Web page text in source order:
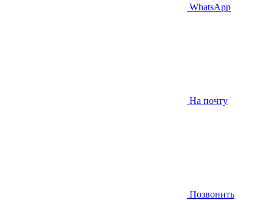
WhatsApp
На почту
Позвонить